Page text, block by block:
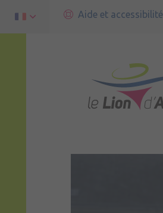
Aide et accessibilité